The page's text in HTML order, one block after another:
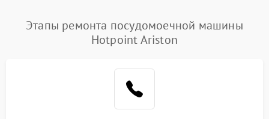
Проблемы с набором
воды
1800 ₽ Подробнее →
1700 ₽
Этапы ремонта посудомоечной машины
Hotpoint Ariston